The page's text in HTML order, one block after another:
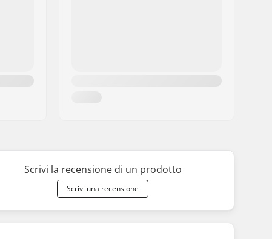
Scrivi la recensione di un prodotto
Scrivi una recensione